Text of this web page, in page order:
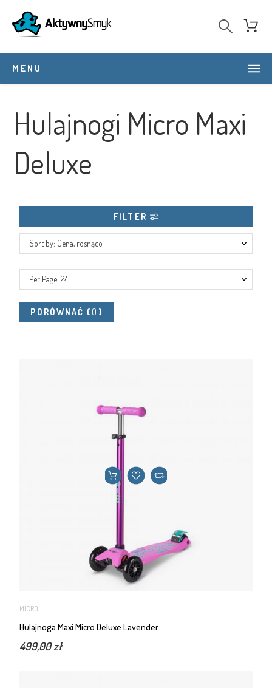
MENU
Hulajnogi Micro Maxi
Deluxe
FILTER
Sort by: Cena, rosnąco
PORÓWNAĆ ( 0 )
Per Page: 24
MICRO
Hulajnoga Maxi Micro Deluxe Lavender
499,00 zł